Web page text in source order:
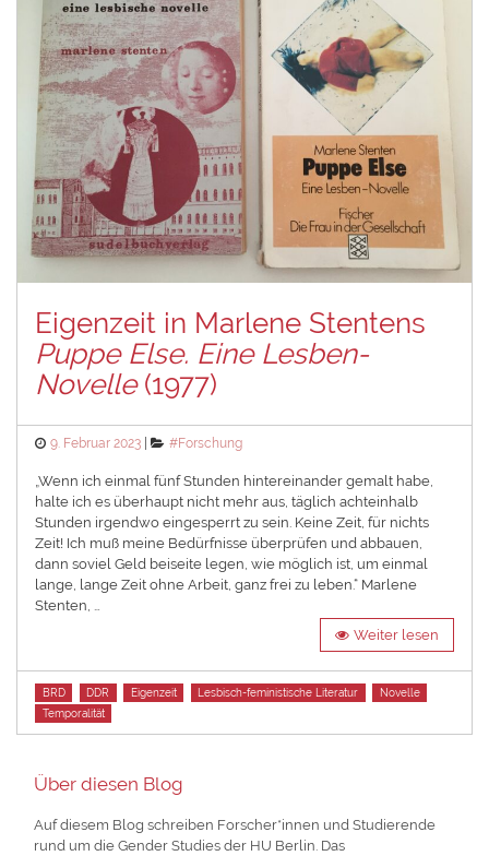
Eigenzeit in Marlene Stentens
Puppe Else. Eine Lesben-
Novelle(1977)
Posted
9. Februar 2023 Categories
#Forschung
„Wenn ich einmal fünf Stunden hintereinander gemalt habe,
halte ich es überhaupt nicht mehr aus, täglich achteinhalb
Stunden irgendwo eingesperrt zu sein. Keine Zeit, für nichts
Zeit! Ich muß meine Bedürfnisse überprüfen und abbauen,
dann soviel Geld beiseite legen, wie möglich ist, um einmal
lange, lange Zeit ohne Arbeit, ganz frei zu leben.“ Marlene
Stenten, …
Weiter lesen
Tags
BRD DDR Eigenzeit Lesbisch-feministische Literatur
Novelle
Temporalität
Über diesen Blog
Auf diesem Blog schreiben Forscher*innen und Studierende
rund um die Gender Studies der HU Berlin. Das